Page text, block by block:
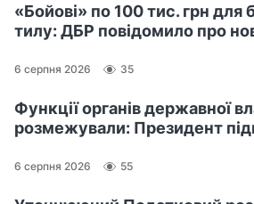
«Бойові» по 100 тис. грн для
тилу: ДБР повідомило про
6 серпня 2026 35
Функції органів державної
розмежували: Президент
6 серпня 2026 55